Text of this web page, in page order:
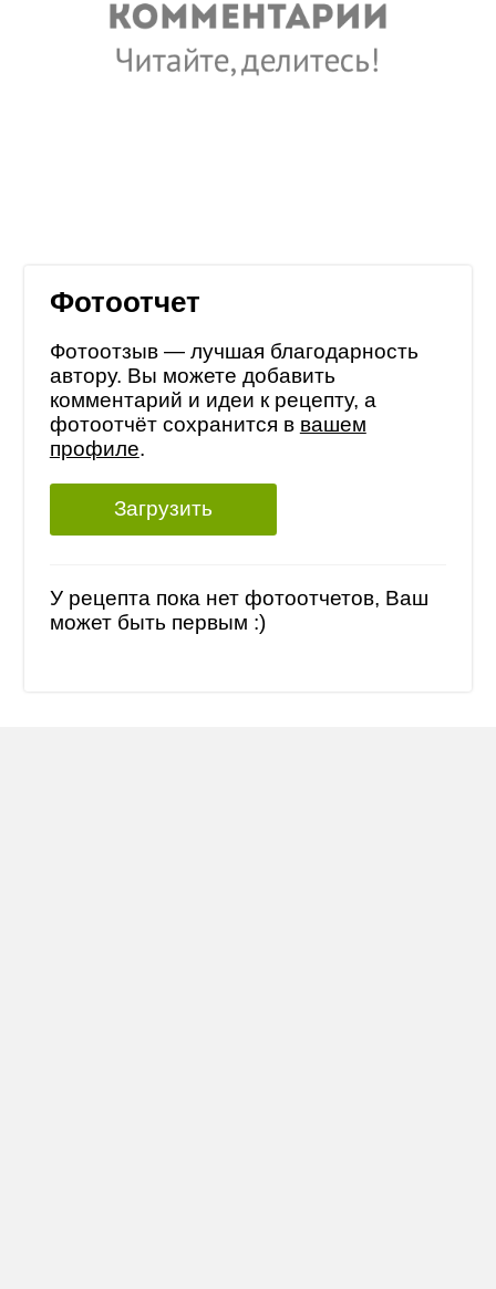
Фотоотчет
Фотоотзыв — лучшая благодарность
автору. Вы можете добавить
комментарий и идеи к рецепту, а
фотоотчёт сохранится в вашем
профиле.
Загрузить
У рецепта пока нет фотоотчетов, Ваш
может быть первым :)